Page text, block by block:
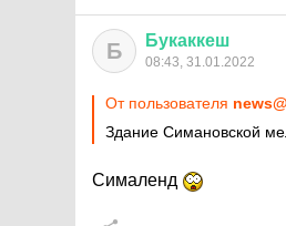
Б Букаккеш
08:43, 31.01.2022
От пользователя
Здание Симановской
Cималенд